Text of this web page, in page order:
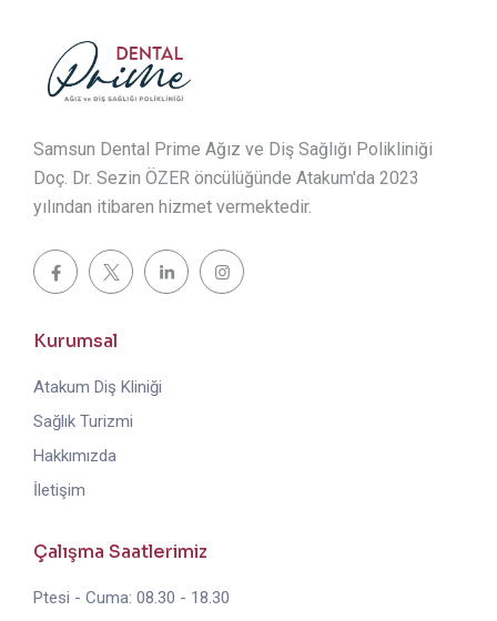
Samsun Dental Prime Ağız ve Diş Sağlığı Polikliniği
Doç. Dr. Sezin ÖZER öncülüğünde Atakum'da 2023
yılından itibaren hizmet vermektedir.
Kurumsal
Atakum Diş Kliniği
Sağlık Turizmi
Hakkımızda
İletişim
Çalışma Saatlerimiz
Ptesi - Cuma: 08.30 - 18.30